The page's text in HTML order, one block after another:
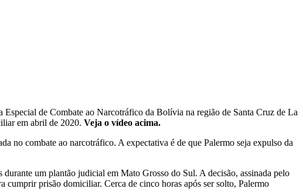
Especial de Combate ao Narcotráfico da Bolívia na região de Santa Cruz de La
em abril de 2020. Veja o vídeo acima.
no combate ao narcotráfico. A expectativa é de que Palermo seja expulso da
um plantão judicial em Mato Grosso do Sul. A decisão, assinada pelo
prisão domiciliar. Cerca de cinco horas após ser solto, Palermo